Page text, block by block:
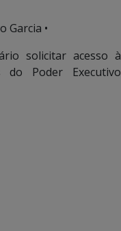
Garcia •
solicitar acesso à
do Poder Executivo